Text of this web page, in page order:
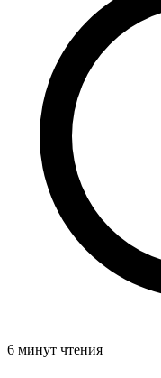
6 минут чтения